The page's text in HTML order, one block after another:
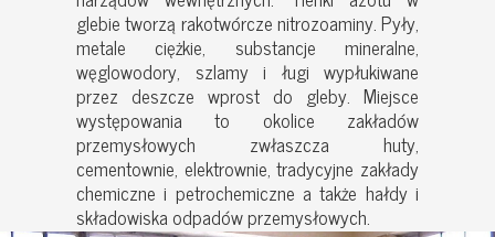
glebie tworzą rakotwórcze nitrozoaminy. Pyły,
metale ciężkie, substancje mineralne,
węglowodory, szlamy i ługi wypłukiwane
przez deszcze wprost do gleby. Miejsce
występowania to okolice zakładów
przemysłowych zwłaszcza huty,
cementownie, elektrownie, tradycyjne zakłady
chemiczne i petrochemiczne a także hałdy i
składowiska odpadów przemysłowych.